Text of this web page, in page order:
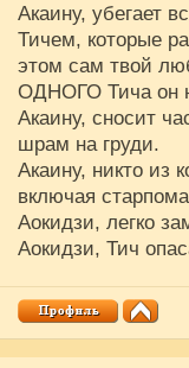
Акаину, убегает
Тичем, которые
этом сам твой
ОДНОГО Тича он
Акаину, сносит
шрам на груди.
Акаину, никто из
включая
Аокидзи, легко
Аокидзи, Тич